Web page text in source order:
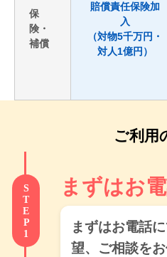
保
険・
補償
賠償責任保険加
入
（対物5千万円・
対人1億円）
ご利用
STEP1 まずはお
まずはお電話
望、ご相談を